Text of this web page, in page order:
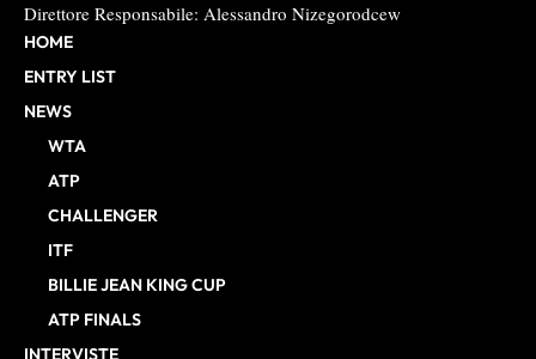
Direttore Responsabile: Alessandro Nizegorodcew
HOME
ENTRY LIST
NEWS
WTA
ATP
CHALLENGER
ITF
BILLIE JEAN KING CUP
ATP FINALS
INTERVISTE